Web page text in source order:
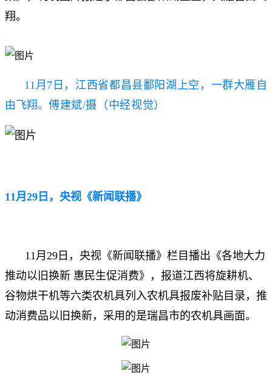
翔。
11月7日，江西省都昌县鄱阳湖上空，一群大雁自
由飞翔。 傅建斌/摄（中经视觉）
11月29日，央视《新闻联播》
11月29日，央视《新闻联播》栏目播出《各地大力
推动以旧换新 惠民生促消费》，报道江西将旋耕机、
谷物烘干机等六类农机具列入农机具报废补贴目录，推
动消费品以旧换新，采用的是瑞昌市的农机具画面。